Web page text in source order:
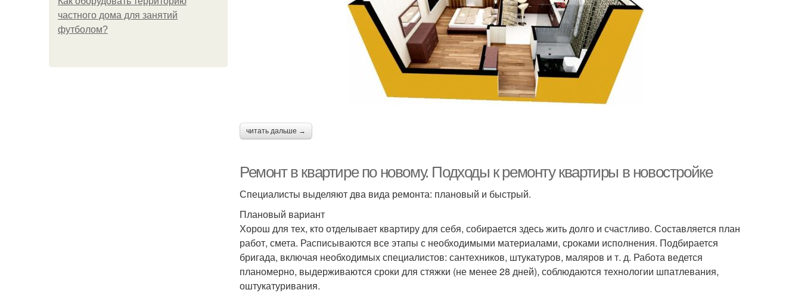
частного дома для занятий
футболом?
читать дальше →
Ремонт в квартире по новому. Подходы к ремонту квартиры в новостройке
Специалисты выделяют два вида ремонта: плановый и быстрый.
Плановый вариант
Хорош для тех, кто отделывает квартиру для себя, собирается здесь жить долго и счастливо. Составляется план
работ, смета. Расписываются все этапы с необходимыми материалами, сроками исполнения. Подбирается
бригада, включая необходимых специалистов: сантехников, штукатуров, маляров и т. д. Работа ведется
планомерно, выдерживаются сроки для стяжки (не менее 28 дней), соблюдаются технологии шпатлевания,
оштукатуривания.